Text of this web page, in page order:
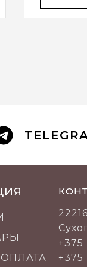
+375
+375